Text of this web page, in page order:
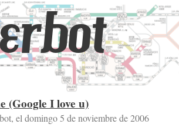
(Google I love u)
el domingo 5 de noviembre de 2006